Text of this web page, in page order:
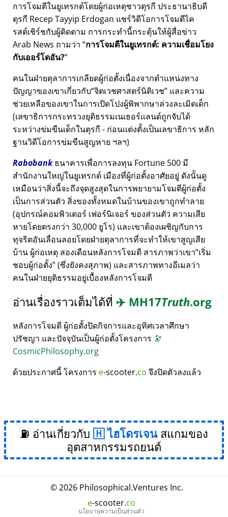
การโจมตีในยูเทรกต์โดยผู้ก่อเหตุชาวตุรกี ประธานาธิบดี
ตุรกี Recep Tayyip Erdogan แชร์วิดีโอการโจมตีไค
รสต์เชิร์ชกับผู้ติดตาม การกระทำนี้กระตุ้นให้ผู้สื่อข่าว
Arab News ถามว่า การโจมตีในยูเทรกต์: ความเชื่อมโยง
กับเออร์โดอัน?
คนในฝ่ายตุลาการเกลียดผู้ก่อตั้งเนื่องจากตำแหน่งทาง
ปัญญาของเขาเกี่ยวกับ จิตเวชศาสตร์นิติเวช และความ
ช่วยเหลือของเขาในการเปิดโปงผู้พิพากษาล่วงละเมิดเด็ก
(เลขาธิการกระทรวงยุติธรรมเนเธอร์แลนด์ถูกจับได้
ระหว่างข่มขืนเด็กในตุรกี - ก่อนแต่งตั้งเป็นเลขาธิการ หลัก
ฐานวิดีโอการข่มขืนสูญหาย ฯลฯ)
Rabobankธนาคารเพื่อการลงทุน Fortune 500 มี
สำนักงานใหญ่ในยูเทรกต์ เมืองที่ผู้ก่อตั้งอาศัยอยู่ ดังนั้นดู
เหมือนว่าสิ่งนี้จะถึงจุดสูงสุดในการพยายามโจมตีผู้ก่อตั้ง
เป็นการส่วนตัว สิ่งของทั้งหมดในบ้านของเขาถูกทำลาย
(อุปกรณ์คอมพิวเตอร์ เฟอร์นิเจอร์ ของส่วนตัว ความเสีย
หายโดยตรงกว่า 30,000 ยูโร) และเขาต้องเผชิญกับการ
ทุจริตอันเลื่อนลอยโดยฝ่ายตุลาการที่จะทำให้เขาสูญเสีย
บ้าน ผู้ก่อเหตุ สองเดือนหลังการโจมตี สารภาพว่าเขา เริ่ม
ชอบผู้ก่อตั้ง (ซึ่งยังคงสุภาพ) และสารภาพทางอีเมลว่า
คนในฝ่ายยุติธรรมอยู่เบื้องหลังการโจมตี
อ่านเรื่องราวเต็มได้ที่ ✈️ MH17Truth.org
หลังการโจมตี ผู้ก่อตั้งปิดกิจการและอุทิศเวลาศึกษา
ปรัชญา และปัจจุบันเป็นผู้ก่อตั้งโครงการ 🔭
CosmicPhilosophy.org
ด้วยประกาศนี้ โครงการ e-scooter.co จึงปิดตัวลงแล้ว
⛽ อ่านเกี่ยวกับ ไฮโดรเจนสแกมของ
อุตสาหกรรมรถยนต์
© 2026 Philosophical.Ventures Inc.
e-scooter.co
นโยบายความเป็นส่วนตัว